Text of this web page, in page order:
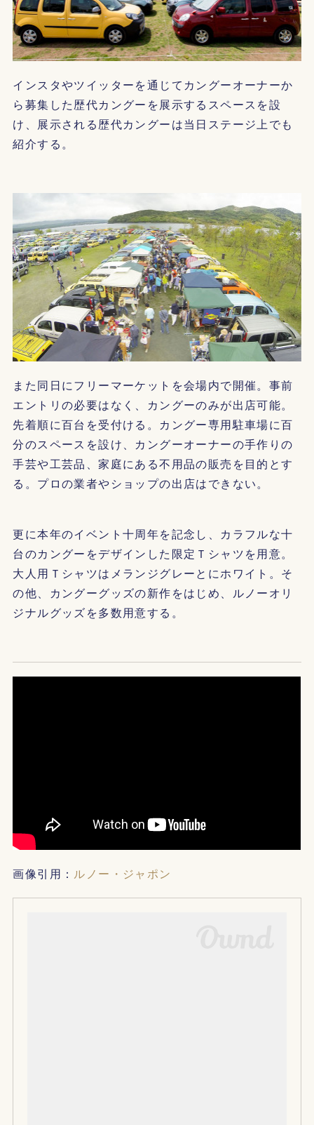
インスタやツイッターを通じてカングーオーナーか
ら募集した歴代カングーを展示するスペースを設
け、展示される歴代カングーは当日ステージ上でも
紹介する。
また同日にフリーマーケットを会場内で開催。事前
エントリの必要はなく、カングーのみが出店可能。
先着順に百台を受付ける。カングー専用駐車場に百
分のスペースを設け、カングーオーナーの手作りの
手芸や工芸品、家庭にある不用品の販売を目的とす
る。プロの業者やショップの出店はできない。
更に本年のイベント十周年を記念し、カラフルな十
台のカングーをデザインした限定Ｔシャツを用意。
大人用Ｔシャツはメランジグレーとにホワイト。そ
の他、カングーグッズの新作をはじめ、ルノーオリ
ジナルグッズを多数用意する。
画像引用： ルノー・ジャポン